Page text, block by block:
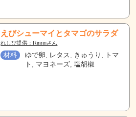
えびシューマイとタマゴのサラダ
れしぴ提供：Rinrinさん
材料
ゆで卵, レタス, きゅうり, トマ
ト, マヨネーズ, 塩胡椒